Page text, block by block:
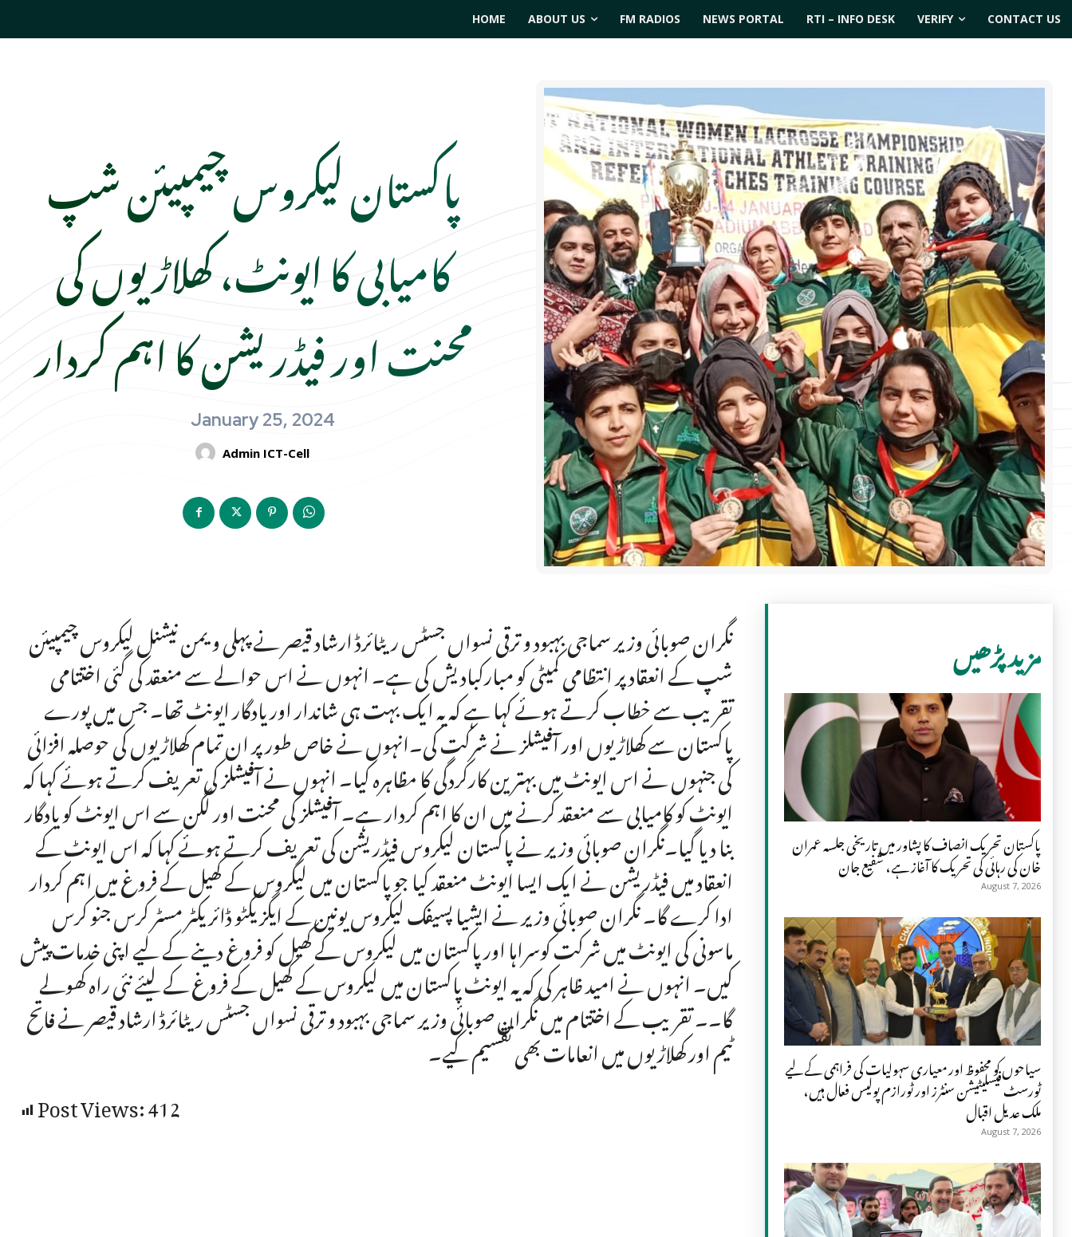
HOME ABOUT US FM RADIOS NEWS PORTAL RTI – INFO DESK VERIFY CONTACT US
پاکستان لیکروس چیمپیئن شپ
کامیابی کا ایونٹ، کھلاڑیوں کی
محنت اور فیڈریشن کا اہم کردار
January 25, 2024
Admin ICT-Cell
نگران صوبائی وزیر سماجی بہبود و ترقی نسواں جسٹس ریٹائرڈ ارشاد قیصر نے پہلی ویمن نیشنل لیکروس چیمپیئن
شپ کے انعقاد پر انتظامی کمیٹی کو مبارکباد یش کی ہے۔ انہوں نے اس حوالے سے منعقد کی گئی اختتامی
تقریب سے خطاب کرتے ہوئے کہا ہے کہ یہ ایک بہت ہی شاندار اور یادگار ایونٹ تھا۔ جس میں پورے
پاکستان سے کھلاڑیوں اور آفیشلز نے شرکت کی۔انہوں نے خاص طور پر ان تمام کھلاڑیوں کی حوصلہ افزائی
کی جنہوں نے اس ایونٹ میں بہترین کارکردگی کا مظاہرہ کیا۔ انہوں نے آفیشلز کی تعریف کرتے ہوئے کہا کہ
ایونٹ کو کامیابی سے منعقد کرنے میں ان کا اہم کردار ہے۔ آفیشلز کی محنت اور لگن سے اس ایونٹ کو یادگار
بنا دیا گیا۔نگران صوبائی وزیر نے پاکستان لیکروس فیڈریشن کی تعریف کرتے ہوئے کہا کہ اس ایونٹ کے
انعقاد میں فیڈریشن نے ایک ایسا ایونٹ منعقد کیا جو پاکستان میں لیکروس کے کھیل کے فروغ میں اہم کردار
ادا کرے گا۔ نگران صوبائی وزیر نے ایشیا پسیفک لیکروس یونین کے ایگزیکٹو ڈائریکٹر مسٹر کرس جنو کرس
ماسونی کی ایونٹ میں شرکت کوسراہا اور پاکستان میں لیکروس کے کھیل کو فروغ دینے کے لیے اپنی خدمات پیش
کیں۔ انہوں نے امید ظاہر کی کہ یہ ایونٹ پاکستان میں لیکروس کے کھیل کے فروغ کے لیئے نئی راہ کھولے
گا۔۔ تقریب کے اختتام میں نگران صوبائی وزیر سماجی بہبود و ترقی نسواں جسٹس ریٹائرڈ ارشاد قیصر نے فاتح
ٹیم اور کھلاڑیوں میں انعامات بھی تقسیم کیے۔
Post Views:412
مزید پڑھیں
پاکستان تحریک انصاف کا پشاور میں تاریخی جلسہ عمران
خان کی رہائی کی تحریک کا آغاز ہے، شفیع جان
August 7, 2026
سیاحوں کو محفوظ اور معیاری سہولیات کی فراہمی کے لیے
ٹورسٹ فیسلیٹیشن سنٹرز اور ٹورازم پولیس فعال ہیں،
ملک عدیل اقبال
August 7, 2026